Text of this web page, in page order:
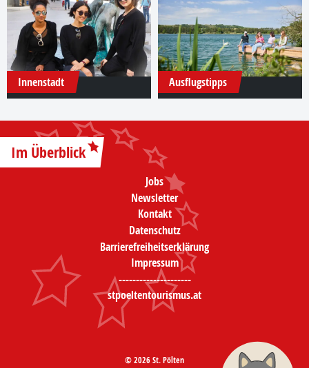
Innenstadt Ausflugstipps
Im Überblick
Jobs
Newsletter
Kontakt
Datenschutz
Barrierefreiheitserklärung
Impressum
---------------------
stpoeltentourismus.at
© 2026 St. Pölten